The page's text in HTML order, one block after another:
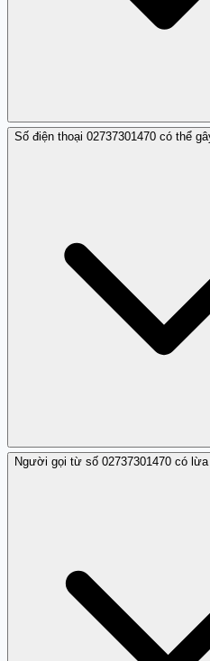
Bạn nên ghi chú lại thông tin
Số điện thoại 02737301470 có thể
Có thể, nếu bạn không cẩn
Người gọi từ số 02737301470 có